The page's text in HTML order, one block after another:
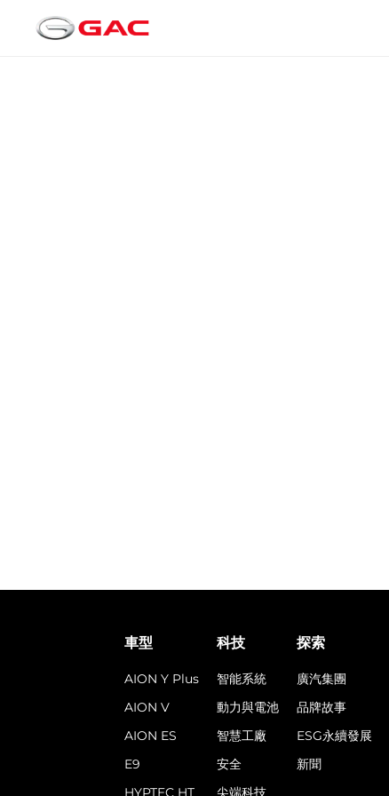
車型
AION Y Plus
AION V
AION ES
E9
HYPTEC HT
科技
智能系統
動力與電池
智慧工廠
安全
尖端科技
探索
廣汽集團
品牌故事
ESG永續發展
新聞